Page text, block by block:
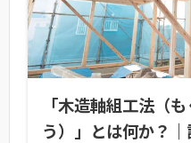
「木造軸組工法（
う）」とは何か？